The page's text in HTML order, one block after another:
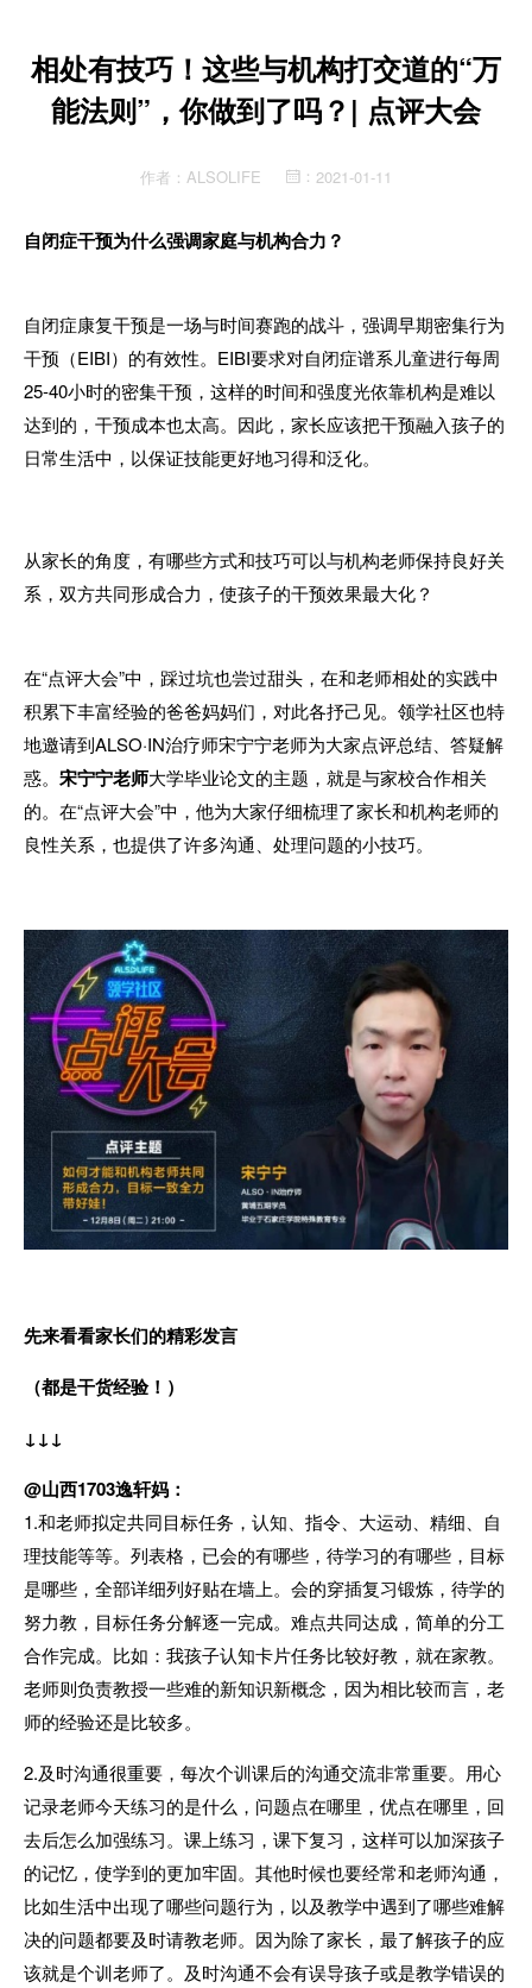
相处有技巧！这些与机构打交道的“万
能法则”，你做到了吗？| 点评大会
作者： ALSOLIFE ： 2021-01-11
​自闭症干预为什么强调家庭与机构合力？
自闭症康复干预是一场与时间赛跑的战斗，强调早期密集行为
干预（EIBI）的有效性。EIBI要求对自闭症谱系儿童进行每周
25-40小时的密集干预，这样的时间和强度光依靠机构是难以
达到的，干预成本也太高。因此，家长应该把干预融入孩子的
日常生活中，以保证技能更好地习得和泛化。
从家长的角度，有哪些方式和技巧可以与机构老师保持良好关
系，双方共同形成合力，使孩子的干预效果最大化？
在“点评大会”中，踩过坑也尝过甜头，在和老师相处的实践中
积累下丰富经验的爸爸妈妈们，对此各抒己见。领学社区也特
地邀请到ALSO·IN治疗师宋宁宁老师为大家点评总结、答疑解
惑。 宋宁宁老师大学毕业论文的主题，就是与家校合作相关
的。在“点评大会”中，他为大家仔细梳理了家长和机构老师的
良性关系，也提供了许多沟通、处理问题的小技巧。
先来看看家长们的精彩发言
（都是干货经验！）
↓↓↓
@山西1703逸轩妈：
1.和老师拟定共同目标任务，认知、指令、大运动、精细、自
理技能等等。列表格，已会的有哪些，待学习的有哪些，目标
是哪些，全部详细列好贴在墙上。会的穿插复习锻炼，待学的
努力教，目标任务分解逐一完成。难点共同达成，简单的分工
合作完成。比如：我孩子认知卡片任务比较好教，就在家教。
老师则负责教授一些难的新知识新概念，因为相比较而言，老
师的经验还是比较多。
2.及时沟通很重要，每次个训课后的沟通交流非常重要。用心
记录老师今天练习的是什么，问题点在哪里，优点在哪里，回
去后怎么加强练习。课上练习，课下复习，这样可以加深孩子
的记忆，使学到的更加牢固。其他时候也要经常和老师沟通，
比如生活中出现了哪些问题行为，以及教学中遇到了哪些难解
决的问题都要及时请教老师。因为除了家长，最了解孩子的应
该就是个训老师了。及时沟通不会有误导孩子或是教学错误的